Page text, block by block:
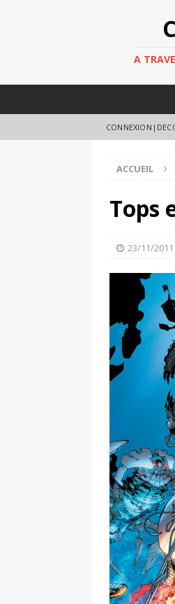
A
ACCUEIL
Tops
23/11/2011